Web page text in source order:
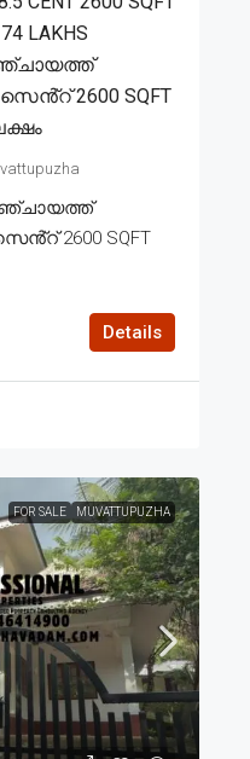
LAKHS
2600 SQFT
2600 SQFT
Details
FOR SALE MUVATTUPUZHA